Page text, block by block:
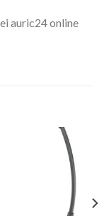
auric24 online